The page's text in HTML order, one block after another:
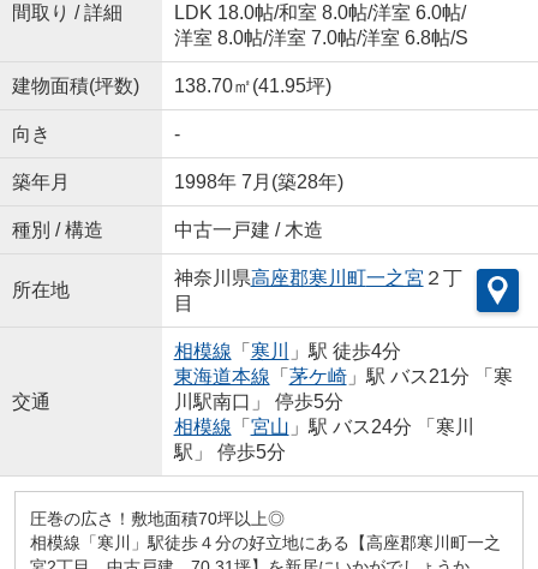
間取り / 詳細
LDK 18.0帖/和室 8.0帖/洋室 6.0帖/
洋室 8.0帖/洋室 7.0帖/洋室 6.8帖/S
建物面積(坪数) 138.70㎡(41.95坪)
向き -
築年月 1998年 7月(築28年)
種別 / 構造 中古一戸建 / 木造
所在地
神奈川県高座郡寒川町一之宮 ２丁
目
交通
相模線 「 寒川
」駅 徒歩4分
東海道本線 「 茅ケ崎」駅 バス21分 「寒
川駅南口」 停歩5分
相模線 「 宮山 」駅 バス24分 「寒川
駅」 停歩5分
圧巻の広さ！敷地面積70坪以上◎
相模線「寒川」駅徒歩４分の好立地にある【高座郡寒川町一之